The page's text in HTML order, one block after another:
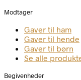
Modtager
Gaver til ham
Gaver til hende
Gaver til børn
Se alle
Begivenheder